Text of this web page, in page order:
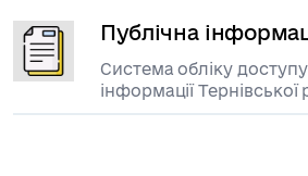
Публічна
Система обліку
інформації Тернівської
ради